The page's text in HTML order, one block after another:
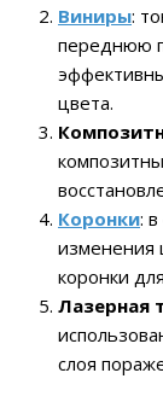
Виниры:
переднюю
цвета.
Коронки:
изменения
коронки
Лазерная
слоя